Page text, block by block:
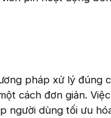
pháp xử lý đúng
cách đơn giản.
người dùng tối ưu